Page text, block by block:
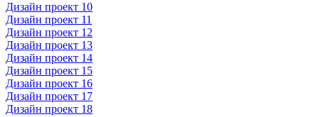
Дизайн проект 10
Дизайн проект 11
Дизайн проект 12
Дизайн проект 13
Дизайн проект 14
Дизайн проект 15
Дизайн проект 16
Дизайн проект 17
Дизайн проект 18